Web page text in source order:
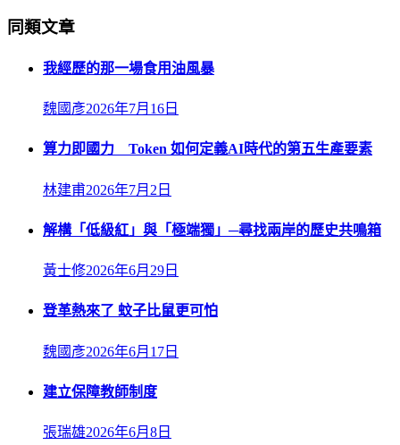
同類文章
我經歷的那一場食用油風暴
魏國彥2026年7月16日
算力即國力 Token 如何定義AI時代的第五生產要素
林建甫2026年7月2日
解構「低級紅」與「極端獨」─尋找兩岸的歷史共鳴箱
黃士修2026年6月29日
登革熱來了 蚊子比鼠更可怕
魏國彥2026年6月17日
建立保障教師制度
張瑞雄2026年6月8日